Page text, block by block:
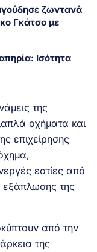
ζωντανά
Γκάτσο με
Ισότητα
της
οχήματα και
επιχείρησης
εστίες από
εξάπλωσης της
από την
της